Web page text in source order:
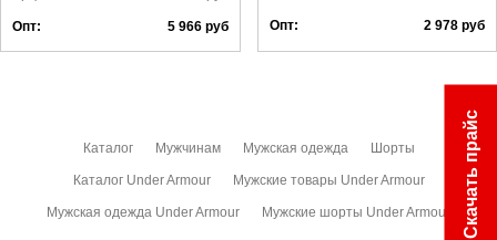
Опт: 5 966руб Опт: 2 978 руб
Каталог Мужчинам Мужская одежда Шорты
Каталог Under Armour Мужские товары Under Armour
Мужская одежда Under Armour Мужские шорты Under Armour Скачать прайс